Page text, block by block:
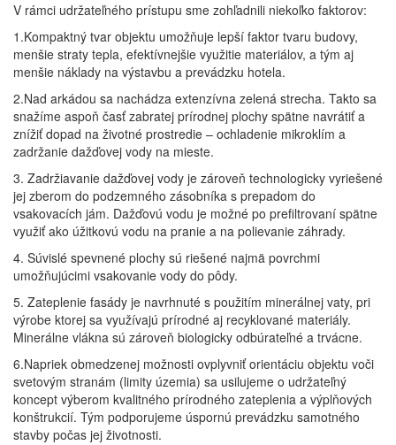
V rámci udržateľného prístupu sme zohľadnili niekoľko faktorov:
1.Kompaktný tvar objektu umožňuje lepší faktor tvaru budovy,
menšie straty tepla, efektívnejšie využitie materiálov, a tým aj
menšie náklady na výstavbu a prevádzku hotela.
2.Nad arkádou sa nachádza extenzívna zelená strecha. Takto sa
snažíme aspoň časť zabratej prírodnej plochy spätne navrátiť a
znížiť dopad na životné prostredie – ochladenie mikroklím a
zadržanie dažďovej vody na mieste.
3. Zadržiavanie dažďovej vody je zároveň technologicky vyriešené
jej zberom do podzemného zásobníka s prepadom do
vsakovacích jám. Dažďovú vodu je možné po prefiltrovaní spätne
využiť ako úžitkovú vodu na pranie a na polievanie záhrady.
4. Súvislé spevnené plochy sú riešené najmä povrchmi
umožňujúcimi vsakovanie vody do pôdy.
5. Zateplenie fasády je navrhnuté s použitím minerálnej vaty, pri
výrobe ktorej sa využívajú prírodné aj recyklované materiály.
Minerálne vlákna sú zároveň biologicky odbúrateľné a trvácne.
6.Napriek obmedzenej možnosti ovplyvniť orientáciu objektu voči
svetovým stranám (limity územia) sa usilujeme o udržateľný
koncept výberom kvalitného prírodného zateplenia a výplňových
konštrukcií. Tým podporujeme úspornú prevádzku samotného
stavby počas jej životnosti.